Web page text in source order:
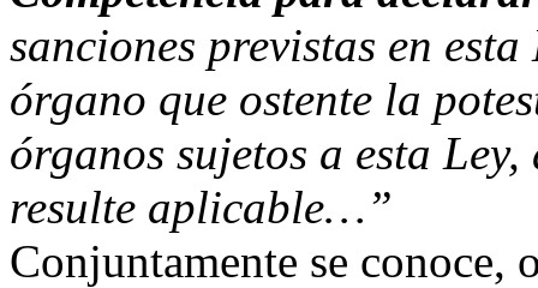
sanciones previstas en
órgano que ostente la
órganos sujetos a esta
resulte aplicable…”
Conjuntamente se